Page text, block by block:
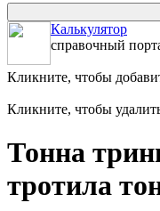
Калькулятор
справочный
Кликните, чтобы
Кликните, чтобы
Тонна
тротила